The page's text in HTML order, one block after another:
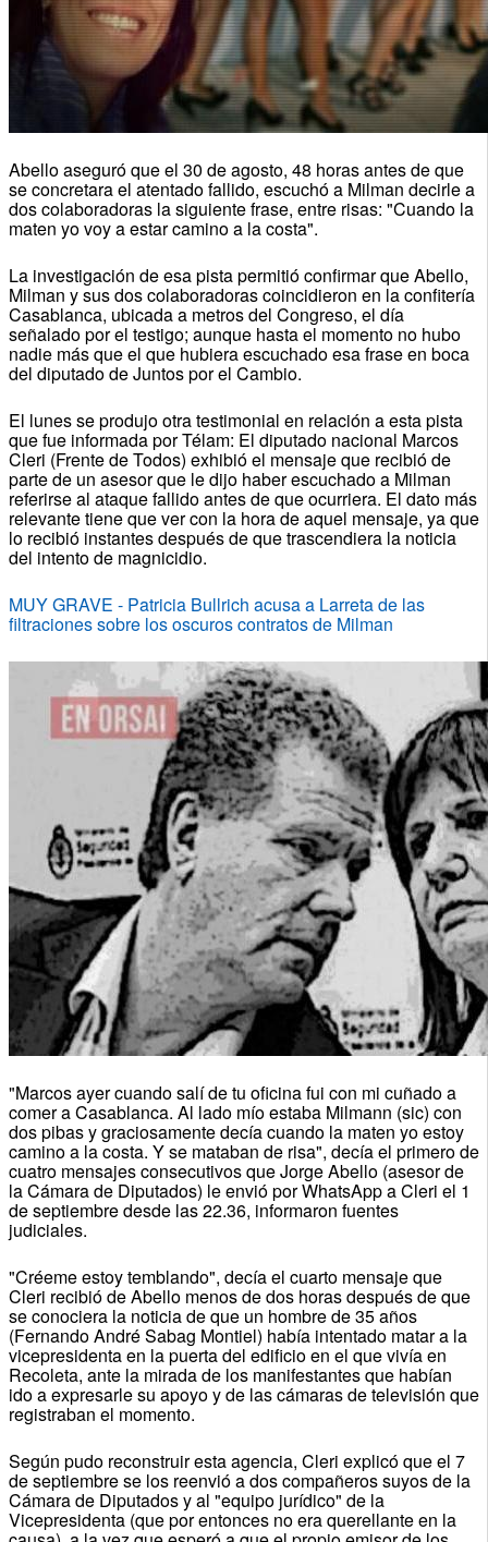
Abello aseguró que el 30 de agosto, 48 horas antes de que
se concretara el atentado fallido, escuchó a Milman decirle a
dos colaboradoras la siguiente frase, entre risas: "Cuando la
maten yo voy a estar camino a la costa".
La investigación de esa pista permitió confirmar que Abello,
Milman y sus dos colaboradoras coincidieron en la confitería
Casablanca, ubicada a metros del Congreso, el día
señalado por el testigo; aunque hasta el momento no hubo
nadie más que el que hubiera escuchado esa frase en boca
del diputado de Juntos por el Cambio.
El lunes se produjo otra testimonial en relación a esta pista
que fue informada por Télam: El diputado nacional Marcos
Cleri (Frente de Todos) exhibió el mensaje que recibió de
parte de un asesor que le dijo haber escuchado a Milman
referirse al ataque fallido antes de que ocurriera. El dato más
relevante tiene que ver con la hora de aquel mensaje, ya que
lo recibió instantes después de que trascendiera la noticia
del intento de magnicidio.
MUY GRAVE - Patricia Bullrich acusa a Larreta de las
filtraciones sobre los oscuros contratos de Milman
"Marcos ayer cuando salí de tu oficina fui con mi cuñado a
comer a Casablanca. Al lado mío estaba Milmann (sic) con
dos pibas y graciosamente decía cuando la maten yo estoy
camino a la costa. Y se mataban de risa", decía el primero de
cuatro mensajes consecutivos que Jorge Abello (asesor de
la Cámara de Diputados) le envió por WhatsApp a Cleri el 1
de septiembre desde las 22.36, informaron fuentes
judiciales.
"Créeme estoy temblando", decía el cuarto mensaje que
Cleri recibió de Abello menos de dos horas después de que
se conociera la noticia de que un hombre de 35 años
(Fernando André Sabag Montiel) había intentado matar a la
vicepresidenta en la puerta del edificio en el que vivía en
Recoleta, ante la mirada de los manifestantes que habían
ido a expresarle su apoyo y de las cámaras de televisión que
registraban el momento.
Según pudo reconstruir esta agencia, Cleri explicó que el 7
de septiembre se los reenvió a dos compañeros suyos de la
Cámara de Diputados y al "equipo jurídico" de la
Vicepresidenta (que por entonces no era querellante en la